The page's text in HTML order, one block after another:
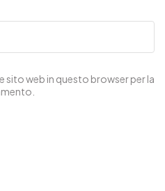
sito web in questo browser per la